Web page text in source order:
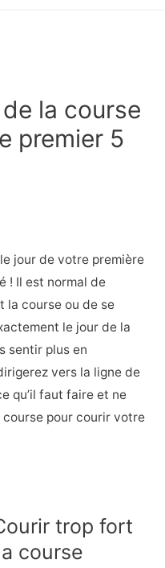
la course
premier 5
jour de votre première
! Il est normal de
la course ou de se
le jour de la
sentir plus en
vers la ligne de
qu’il faut faire et ne
pour courir votre
trop fort
course